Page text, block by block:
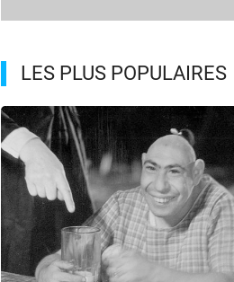
LES PLUS POPULAIRES